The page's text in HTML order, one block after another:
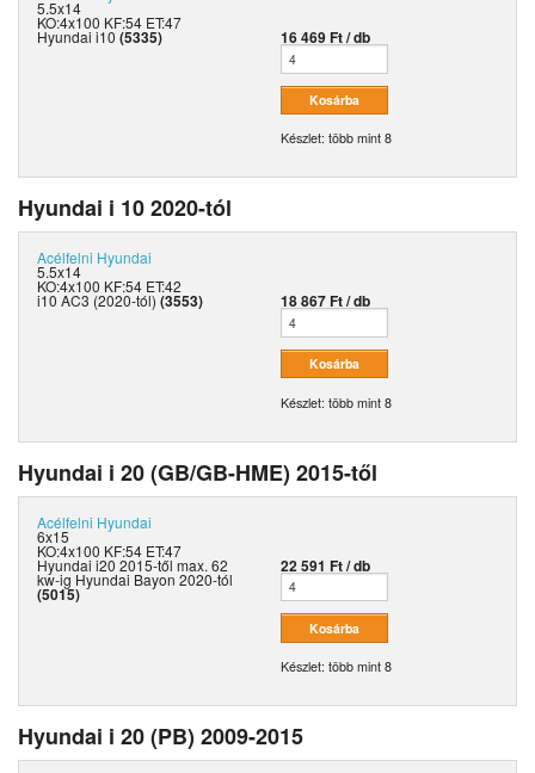
5.5x14
KO:4x100 KF:54 ET:47
Hyundai i10 (5335) 16 469 Ft / db
Készlet: több mint 8
Hyundai i 10 2020-tól
Acélfelni Hyundai
5.5x14
KO:4x100 KF:54 ET:42
i10 AC3 (2020-tól) (3553) 18 867 Ft / db
Készlet: több mint 8
Hyundai i 20 (GB/GB-HME) 2015-től
Acélfelni Hyundai
6x15
KO:4x100 KF:54 ET:47
Hyundai i20 2015-től max. 62
kw-ig Hyundai Bayon 2020-tól
(5015)
22 591 Ft / db
Készlet: több mint 8
Hyundai i 20 (PB) 2009-2015